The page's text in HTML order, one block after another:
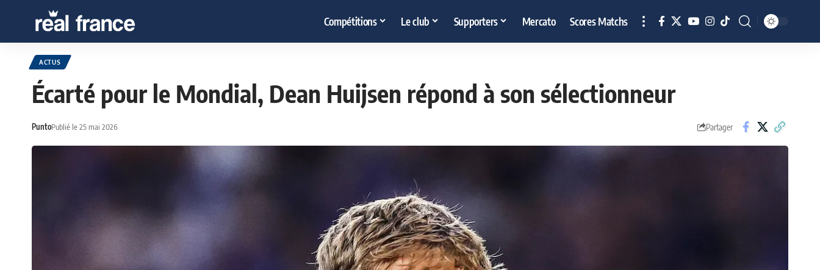
Compétitions Le club Supporters Mercato Scores Matchs
ACTUS
Écarté pour le Mondial, Dean Huijsen répond à son sélectionneur
PuntoPublié le 25 mai 2026 Partager